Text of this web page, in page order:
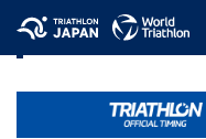
リザルト /